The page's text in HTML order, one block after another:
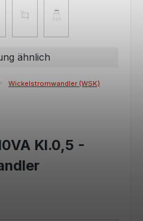
ähnlich
Wickelstromwandler (WSK)
Kl.0,5 -